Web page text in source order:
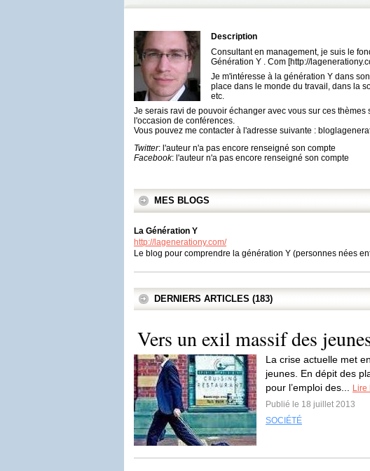
Description
Consultant en management, je suis le
Génération Y . Com [http://
Je m'intéresse à la génération Y dans
place dans le monde du travail, dans la
etc.
Je serais ravi de pouvoir échanger avec vous sur ces thèmes
l'occasion de conférences.
Vous pouvez me contacter à l'adresse suivante :
Twitter: l'auteur n'a pas encore renseigné son compte
Facebook: l'auteur n'a pas encore renseigné son compte
MES BLOGS
La Génération Y
http://lagenerationy.com/
Le blog pour comprendre la génération Y (personnes nées
DERNIERS ARTICLES (183)
Vers un exil massif des
La crise actuelle met
jeunes. En dépit des
pour l’emploi des...
Lire
Publié le 18 juillet 2013
SOCIÉTÉ